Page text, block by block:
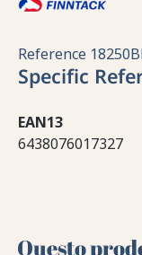
Reference
Specific
EAN13
6438076017327
Questo